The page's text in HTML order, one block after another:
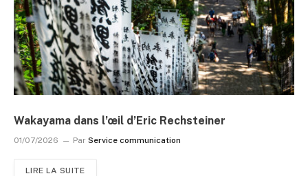
Wakayama dans l’œil d’Eric Rechsteiner
01/07/2026 Par Service communication
LIRE LA SUITE